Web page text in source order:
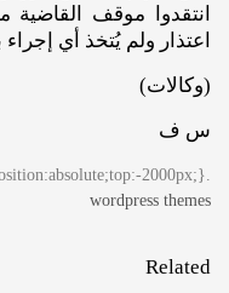
انتقدوا موقف القاضية
اعتذار ولم يُتخذ أي إجراء
(وكالات)
س ف
wordpress themes
Related